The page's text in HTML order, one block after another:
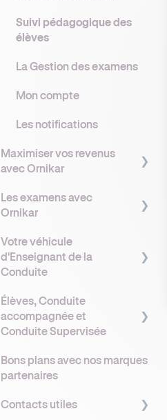
Réglementation &
Sécurité
Suivi pédagogique des
élèves
La Gestion des examens
Mon compte
Les notifications
Maximiser vos revenus
avec Ornikar
Comprendre vos revenus
avec Ornikar
Les primes et bonus
Ornikar
maximiser ses revenus
Bien organiser son
son remplissage
Les examens avec
Ornikar
Comprendre le
fonctionnement des
examens
Demande et gestion des
places d’examen
élèves à l’examen
Votre véhicule
d'Enseignant de la
Conduite
Flotte Ornikar
Comment obtenir votre
commande ?
véhicule
Élèves, Conduite
accompagnée et
Conduite Supervisée
Administratif élève
Bons plans avec nos marques
partenaires
Contacts utiles